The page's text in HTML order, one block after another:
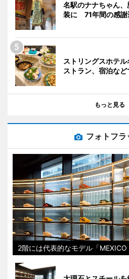
名駅のナナちゃん
装に 71年間の感謝
ストリングスホテ
ストラン、宿泊な
もっと見る
フォトフラ
2階には代表的なモデル「